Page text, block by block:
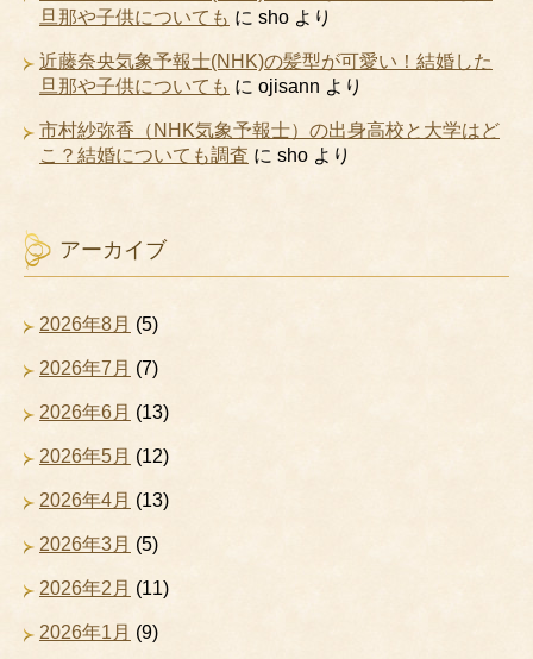
旦那や子供についても に sho より
近藤奈央気象予報士(NHK)の髪型が可愛い！結婚した
旦那や子供についても に ojisann より
市村紗弥香（NHK気象予報士）の出身高校と大学はど
こ？結婚についても調査 に sho より
アーカイブ
2026年8月 (5)
2026年7月 (7)
2026年6月 (13)
2026年5月 (12)
2026年4月 (13)
2026年3月 (5)
2026年2月 (11)
2026年1月 (9)